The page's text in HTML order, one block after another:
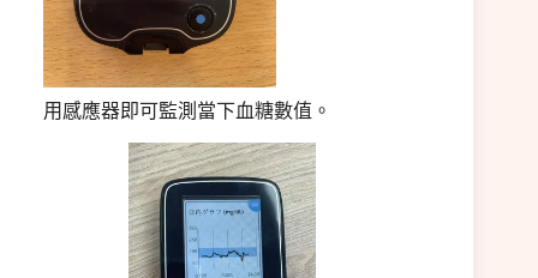
用感應器即可監測當下血糖數值。